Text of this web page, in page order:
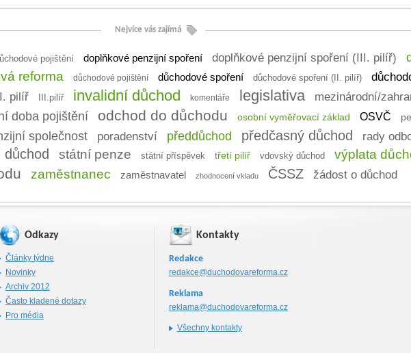
Nejvíce vás zajímá
pojištění doplňkové penzijní spoření doplňkové penzijní spoření (III. pilíř)
reforma důchodové pojištění důchodové spoření důchodové spoření (II. pilíř)
pilíř III.pilíř invalidní důchod komentáře legislativa mezinárodní/
doba pojištění odchod do důchodu osobní vyměřovací základ OSVČ
společnost poradenství předdůchod předčasný důchod rady
státní penze státní příspěvek třetí pilíř vdovský důchod výplata
zaměstnanec zaměstnavatel zhodnocení vkladu ČSSZ žádost o důchod
Odkazy
Články týdne
Novinky
Archiv 2012
Často kladené dotazy
Pro média
Kontakty
Redakce
redakce@duchodovareforma.cz
Reklama
reklama@duchodovareforma.cz
Všechny kontakty